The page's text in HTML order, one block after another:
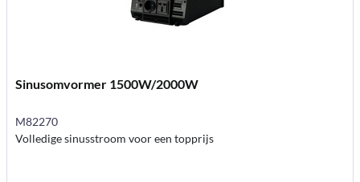
Sinusomvormer 1500W/2000W
M82270
Volledige sinusstroom voor een topprijs